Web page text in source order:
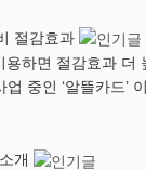
절감효과
하면 절감효과
중인 ‘알뜰카드’
개